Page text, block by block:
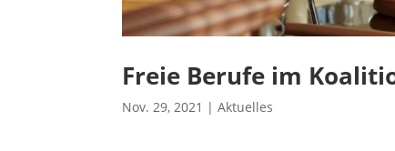
Freie Berufe im
Nov. 29, 2021 |Aktuelles